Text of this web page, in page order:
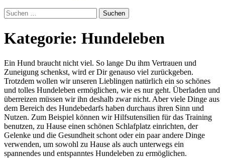
Suchen
nach:
Kategorie: Hundeleben
Ein Hund braucht nicht viel. So lange Du ihm Vertrauen und
Zuneigung schenkst, wird er Dir genauso viel zurückgeben.
Trotzdem wollen wir unseren Lieblingen natürlich ein so schönes
und tolles Hundeleben ermöglichen, wie es nur geht. Überladen und
überreizen müssen wir ihn deshalb zwar nicht. Aber viele Dinge aus
dem Bereich des Hundebedarfs haben durchaus ihren Sinn und
Nutzen. Zum Beispiel können wir Hilfsutensilien für das Training
benutzen, zu Hause einen schönen Schlafplatz einrichten, der
Gelenke und die Gesundheit schont oder ein paar andere Dinge
verwenden, um sowohl zu Hause als auch unterwegs ein
spannendes und entspanntes Hundeleben zu ermöglichen.